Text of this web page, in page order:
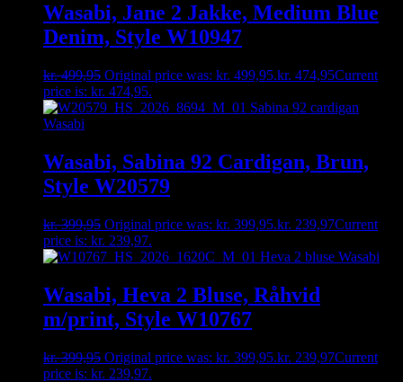
Wasabi, Jane 2 Jakke, Medium Blue
Denim, Style W10947
kr.499,95 Original price was: kr. 499,95.kr. 474,95Current
price is: kr. 474,95.
Wasabi, Sabina 92 Cardigan, Brun,
Style W20579
kr.399,95 Original price was: kr. 399,95.kr. 239,97Current
price is: kr. 239,97.
Wasabi, Heva 2 Bluse, Råhvid
m/print, Style W10767
kr.399,95 Original price was: kr. 399,95.kr. 239,97Current
price is: kr. 239,97.